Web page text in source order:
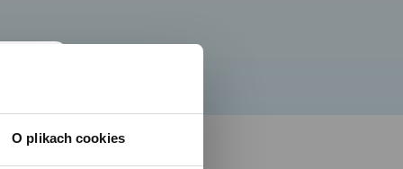
O plikach cookies